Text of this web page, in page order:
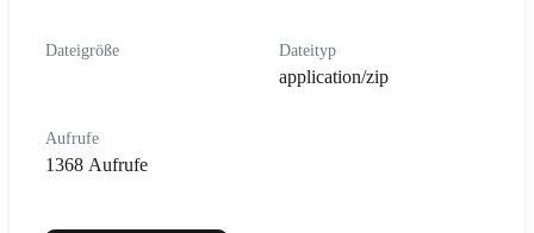
Dateigröße Dateityp
application/zip
Aufrufe
1368 Aufrufe